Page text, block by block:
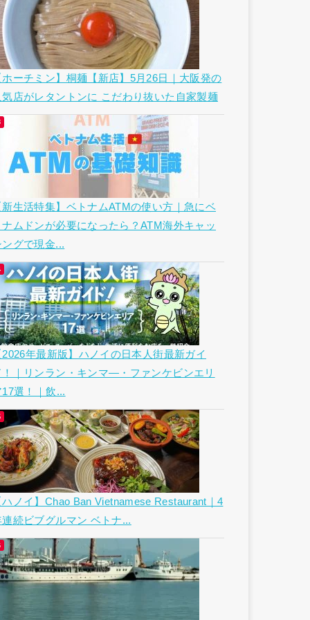
ホーチミン】桐麺【新店】5月26日｜大阪発の
気店がレタントンに こだわり抜いた自家製麺
新生活特集】ベトナムATMの使い方｜急にベ
ナムドンが必要になったら？ATM海外キャッ
ングで現金...
2026年最新版】ハノイの日本人街最新ガイ
！｜リンラン・キンマ―・ファンケビンエリ
17選！｜飲...
ハノイ】Chao Ban Vietnamese Restaurant｜4
連続ビブグルマン ベトナ...